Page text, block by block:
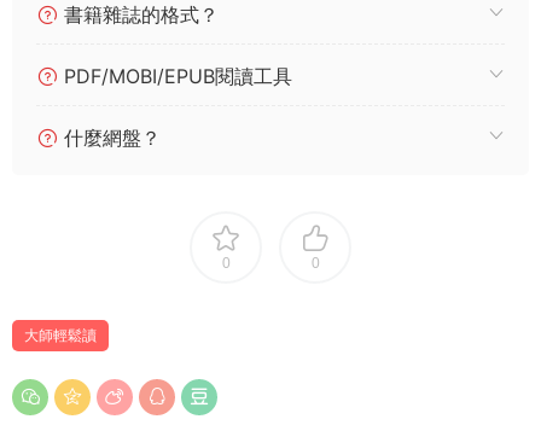
書籍雜誌的格式？
PDF/MOBI/EPUB閱讀工具
什麼網盤？
0 0
大師輕鬆讀